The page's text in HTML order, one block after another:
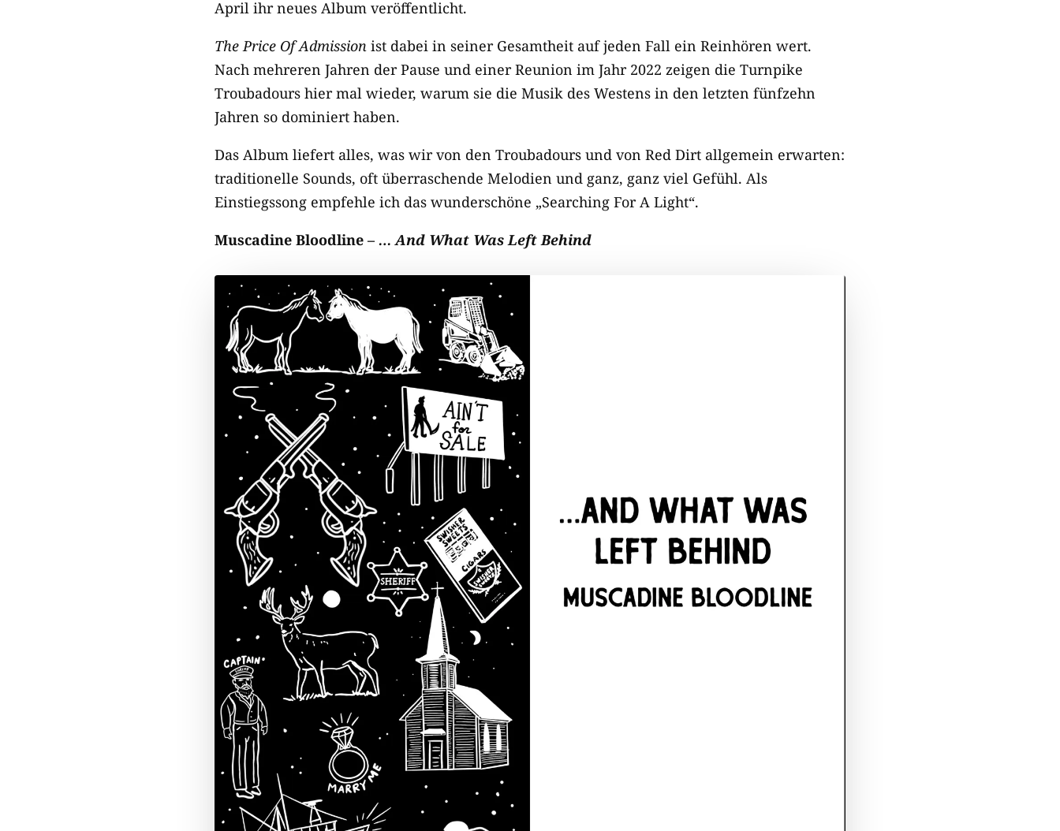
April ihr neues Album veröffentlicht.
The Price Of Admission ist dabei in seiner Gesamtheit auf jeden Fall ein Reinhören wert.
Nach mehreren Jahren der Pause und einer Reunion im Jahr 2022 zeigen die Turnpike
Troubadours hier mal wieder, warum sie die Musik des Westens in den letzten fünfzehn
Jahren so dominiert haben.
Das Album liefert alles, was wir von den Troubadours und von Red Dirt allgemein erwarten:
traditionelle Sounds, oft überraschende Melodien und ganz, ganz viel Gefühl. Als
Einstiegssong empfehle ich das wunderschöne „Searching For A Light“.
Muscadine Bloodline – … And What Was Left Behind